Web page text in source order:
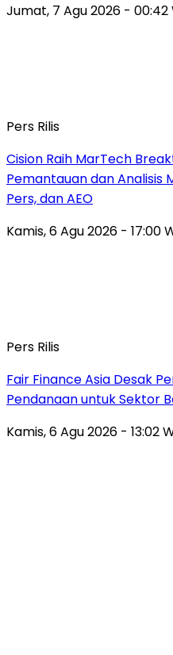
Jumat, 7 Agu 2026 - 00:42
Pers Rilis
Cision Raih MarTech
Pemantauan dan Analisis
Pers, dan AEO
Kamis, 6 Agu 2026 - 17:00
Pers Rilis
Fair Finance Asia Desak
Pendanaan untuk Sektor
Kamis, 6 Agu 2026 - 13:02